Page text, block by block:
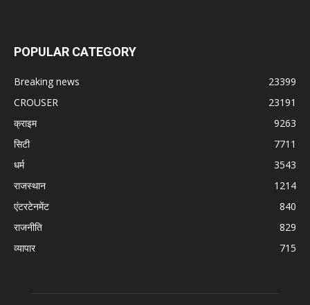
POPULAR CATEGORY
Breaking news
23399
CROUSER
23191
क्राइम
9263
सिटी
7711
धर्म
3543
राजस्थान
1214
एंटरटेनमेंट
840
राजनीति
829
व्यापार
715